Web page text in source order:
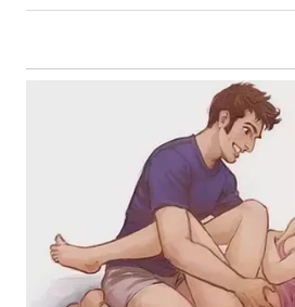
NIAS
SELATAN